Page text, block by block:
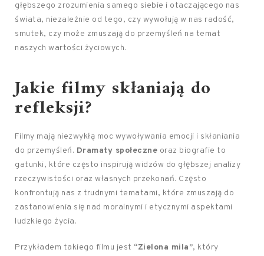
głębszego zrozumienia samego siebie i otaczającego nas
świata, niezależnie od tego, czy wywołują w nas radość,
smutek, czy może zmuszają do przemyśleń na temat
naszych wartości życiowych.
Jakie filmy skłaniają do
refleksji?
Filmy mają niezwykłą moc wywoływania emocji i skłaniania
do przemyśleń. Dramaty społeczne oraz biografie to
gatunki, które często inspirują widzów do głębszej analizy
rzeczywistości oraz własnych przekonań. Często
konfrontują nas z trudnymi tematami, które zmuszają do
zastanowienia się nad moralnymi i etycznymi aspektami
ludzkiego życia.
Przykładem takiego filmu jest “Zielona mila”, który